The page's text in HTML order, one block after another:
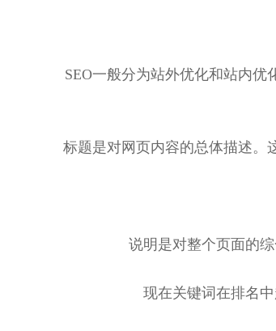
SEO一般分为站外优化和站内
标题是对网页内容的总体描述。
说明是对整个页面的
现在关键词在排名